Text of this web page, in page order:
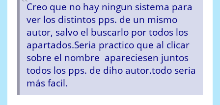
Creo que no hay ningun sistema para
ver los distintos pps. de un mismo
autor, salvo el buscarlo por todos los
apartados.Seria practico que al clicar
sobre el nombre apareciesen juntos
todos los pps. de diho autor.todo seria
más facil.